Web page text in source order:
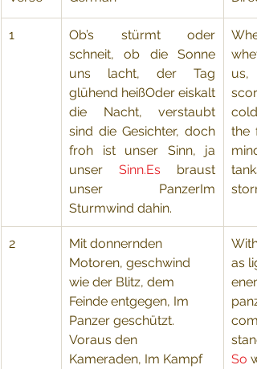
1
​Ob’s stürmt oder
schneit, ob die Sonne
uns lacht, der Tag
glühend heißOder eiskalt
die Nacht, verstaubt
sind die Gesichter, doch
froh ist unser Sinn, ja
unser Sinn.Es braust
unser PanzerIm
Sturmwind dahin.
us,
the
2
​Mit donnernden
Motoren, geschwind
wie der Blitz, dem
Feinde entgegen, Im
Panzer geschützt.
Voraus den
Kameraden, Im Kampf
as
So